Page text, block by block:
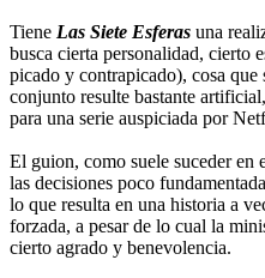
Tiene Las Siete Esferas una
busca cierta personalidad, cierto
picado y contrapicado), cosa que
conjunto resulte bastante
para una serie auspiciada por
El guion, como suele suceder en
las decisiones poco
lo que resulta en una historia a
forzada, a pesar de lo cual la
cierto agrado y benevolencia.